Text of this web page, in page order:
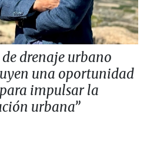
de drenaje urbano
una oportunidad
impulsar la
urbana”